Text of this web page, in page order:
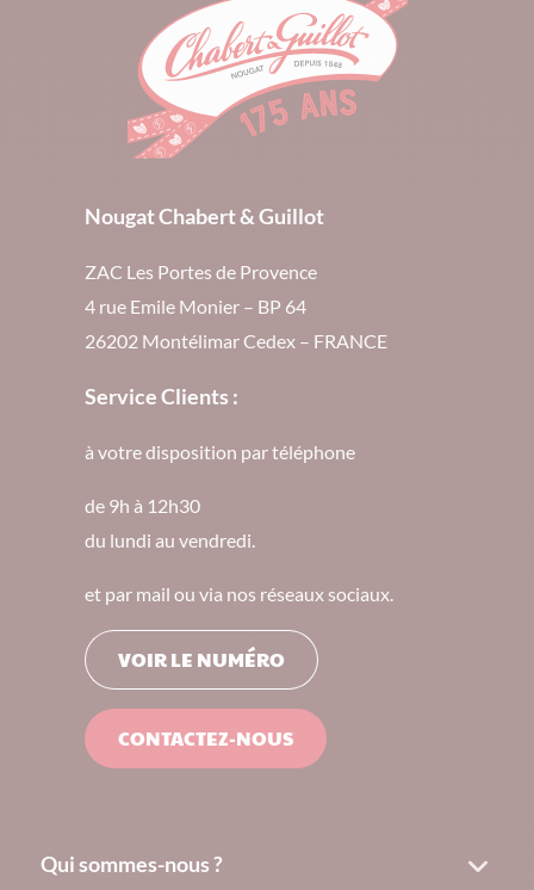
Nougat Chabert & Guillot
ZAC Les Portes de Provence
4 rue Emile Monier – BP 64
26202 Montélimar Cedex – FRANCE
Service Clients :
à votre disposition par téléphone
de 9h à 12h30
du lundi au vendredi.
et par mail ou via nos réseaux sociaux.
VOIR LE NUMÉRO
CONTACTEZ-NOUS
Qui sommes-nous ?